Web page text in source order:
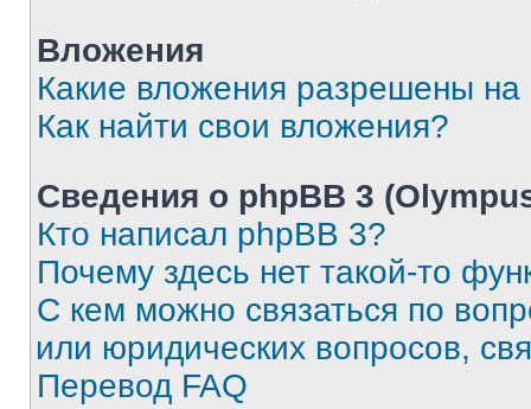
Вложения
Какие вложения разрешены
Как найти свои вложения?
Сведения о phpBB 3
Кто написал phpBB 3?
Почему здесь нет такой-то
С кем можно связаться по
или юридических вопросов,
Перевод FAQ